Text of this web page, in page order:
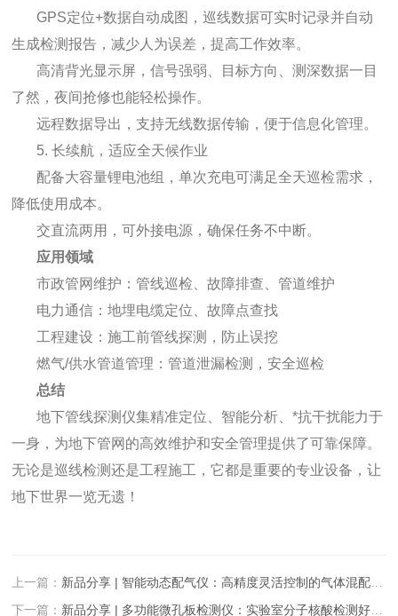
GPS定位+数据自动成图，巡线数据可实时记录并自动
生成检测报告，减少人为误差，提高工作效率。
高清背光显示屏，信号强弱、目标方向、测深数据一目
了然，夜间抢修也能轻松操作。
远程数据导出，支持无线数据传输，便于信息化管理。
5. 长续航，适应全天候作业
配备大容量锂电池组，单次充电可满足全天巡检需求，
降低使用成本。
交直流两用，可外接电源，确保任务不中断。
应用领域
市政管网维护：管线巡检、故障排查、管道维护
电力通信：地埋电缆定位、故障点查找
工程建设：施工前管线探测，防止误挖
燃气/供水管道管理：管道泄漏检测，安全巡检
总结
地下管线探测仪集精准定位、智能分析、*抗干扰能力于
一身，为地下管网的高效维护和安全管理提供了可靠保障。
无论是巡线检测还是工程施工，它都是重要的专业设备，让
地下世界一览无遗！
上一篇： 新品分享 | 智能动态配气仪：高精度灵活控制的气体混配解决方案
下一篇： 新品分享 | 多功能微孔板检测仪：实验室分子核酸检测好帮手